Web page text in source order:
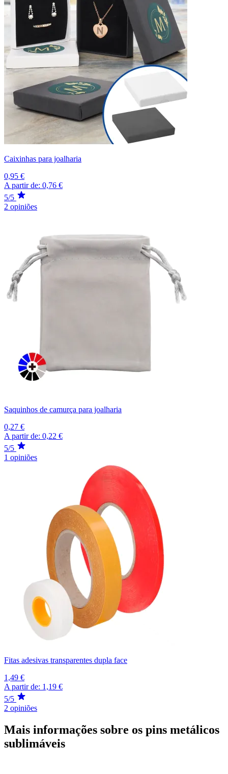
Caixinhas para joalharia
0,95 €
A partir de: 0,76 €
5/5
2 opiniões
Saquinhos de camurça para joalharia
0,27 €
A partir de: 0,22 €
5/5
1 opiniões
Fitas adesivas transparentes dupla face
1,49 €
A partir de: 1,19 €
5/5
2 opiniões
Mais informações sobre os pins metálicos
sublimáveis